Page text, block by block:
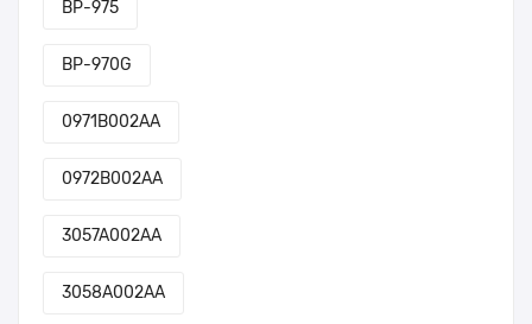
BP-975
BP-970G
0971B002AA
0972B002AA
3057A002AA
3058A002AA